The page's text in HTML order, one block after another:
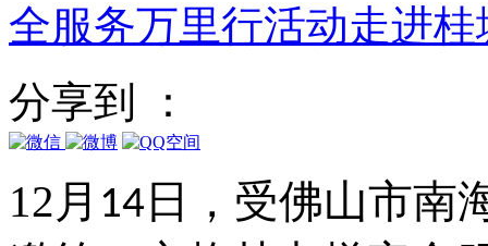
全服务万里行活动走进
分享到 ：
12 月 14 日，受佛山市南